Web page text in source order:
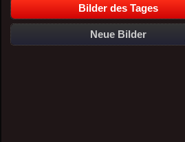
Bilder des Tages
Neue Bilder